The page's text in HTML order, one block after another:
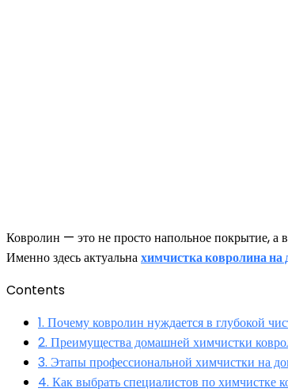
Ковролин — это не просто напольное покрытие,
Именно здесь актуальнахимчистка ковролина на
Contents
1. Почему ковролин нуждается в глубокой
2. Преимущества домашней химчистки
3. Этапы профессиональной химчистки на
4. Как выбрать специалистов по химчистке